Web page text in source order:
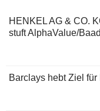
HENKEL AG & CO.
stuft AlphaValue/
Barclays hebt Ziel